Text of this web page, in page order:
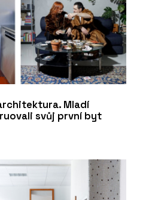
Mladí
svůj první byt